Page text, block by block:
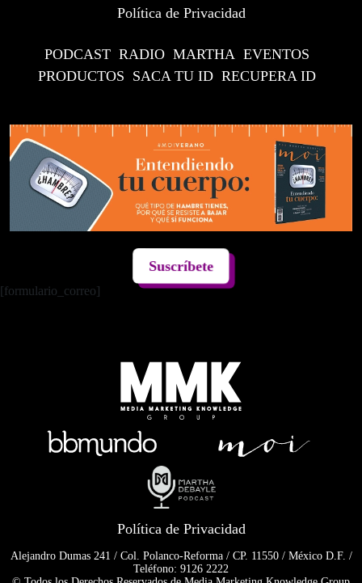
Política de Privacidad
PODCAST RADIO MARTHA EVENTOS
PRODUCTOS SACA TU ID RECUPERA ID
Suscríbete
[formulario_correo]
Política de Privacidad
Alejandro Dumas 241 / Col. Polanco-Reforma / CP. 11550 / México D.F. /
Teléfono: 9126 2222